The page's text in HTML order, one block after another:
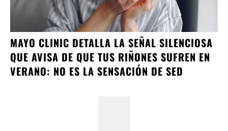
MAYO CLINIC DETALLA LA SEÑAL SILENCIOSA
QUE AVISA DE QUE TUS RIÑONES SUFREN EN
VERANO: NO ES LA SENSACIÓN DE SED